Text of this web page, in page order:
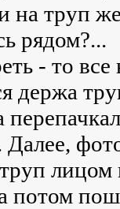
на труп
рядом?...
- то все
держа
потом